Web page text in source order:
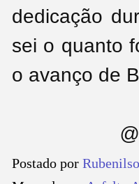
dedicação
sei o quanto
o avanço de
Postado por